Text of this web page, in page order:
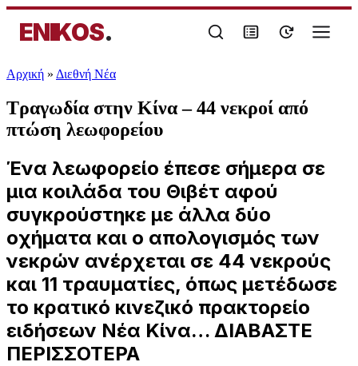
ENIKOS.
Αρχική » Διεθνή Νέα
Τραγωδία στην Κίνα – 44 νεκροί από
πτώση λεωφορείου
Ένα λεωφορείο έπεσε σήμερα σε
μια κοιλάδα του Θιβέτ αφού
συγκρούστηκε με άλλα δύο
οχήματα και ο απολογισμός των
νεκρών ανέρχεται σε 44 νεκρούς
και 11 τραυματίες, όπως μετέδωσε
το κρατικό κινεζικό πρακτορείο
ειδήσεων Νέα Κίνα… ΔΙΑΒΑΣΤΕ
ΠΕΡΙΣΣΟΤΕΡΑ